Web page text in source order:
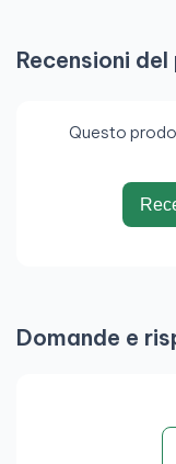
Recensioni
Questo
Domande e